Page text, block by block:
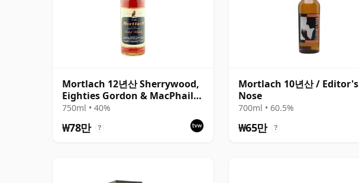
Mortlach 12년산 Sherrywood,
Eighties Gordon & MacPhail
Bottling
750ml • 40%
₩78만 ?
Mortlach 10년산 / Editor's
Nose
700ml • 60.5%
₩65만 ?